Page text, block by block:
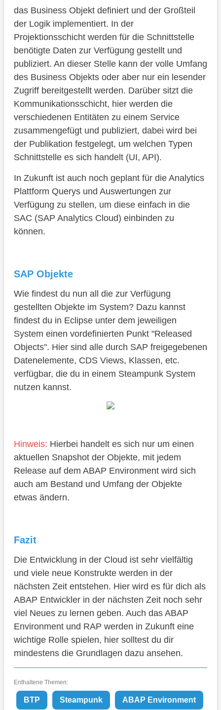
das Business Objekt definiert und der Großteil
der Logik implementiert. In der
Projektionsschicht werden für die Schnittstelle
benötigte Daten zur Verfügung gestellt und
publiziert. An dieser Stelle kann der volle Umfang
des Business Objekts oder aber nur ein lesender
Zugriff bereitgestellt werden. Darüber sitzt die
Kommunikationsschicht, hier werden die
verschiedenen Entitäten zu einem Service
zusammengefügt und publiziert, dabei wird bei
der Publikation festgelegt, um welchen Typen
Schnittstelle es sich handelt (UI, API).
In Zukunft ist auch noch geplant für die Analytics
Plattform Querys und Auswertungen zur
Verfügung zu stellen, um diese einfach in die
SAC (SAP Analytics Cloud) einbinden zu
können.
SAP Objekte
Wie findest du nun all die zur Verfügung
gestellten Objekte im System? Dazu kannst
findest du in Eclipse unter dem jeweiligen
System einen vordefinierten Punkt "Released
Objects". Hier sind alle durch SAP freigegebenen
Datenelemente, CDS Views, Klassen, etc.
verfügbar, die du in einem Steampunk System
nutzen kannst.
Hinweis: Hierbei handelt es sich nur um einen
aktuellen Snapshot der Objekte, mit jedem
Release auf dem ABAP Environment wird sich
auch am Bestand und Umfang der Objekte
etwas ändern.
Fazit
Die Entwicklung in der Cloud ist sehr vielfältig
und viele neue Konstrukte werden in der
nächsten Zeit entstehen. Hier wird es für dich als
ABAP Entwickler in der nächsten Zeit noch sehr
viel Neues zu lernen geben. Auch das ABAP
Environment und RAP werden in Zukunft eine
wichtige Rolle spielen, hier solltest du dir
mindestens die Grundlagen dazu ansehen.
Enthaltene Themen:
BTP Steampunk ABAP Environment